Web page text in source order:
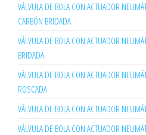
VÁLVULA DE BOLA CON ACTUADOR
CARBÓN BRIDADA
VÁLVULA DE BOLA CON ACTUADOR
BRIDADA
VÁLVULA DE BOLA CON ACTUADOR
ROSCADA
VÁLVULA DE BOLA CON ACTUADOR
VÁLVULA DE BOLA CON ACTUADOR